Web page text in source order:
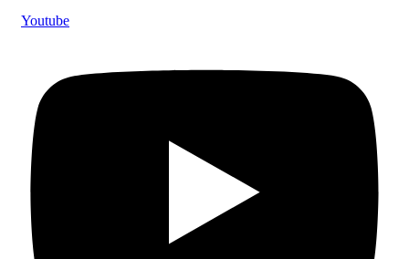
Youtube